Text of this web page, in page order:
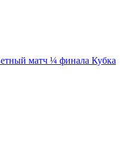
матч ¼ финала Кубка